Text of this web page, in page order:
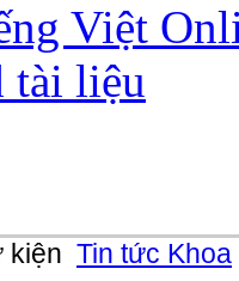
Việt
tài liệu
kiện Tin tức Khoa